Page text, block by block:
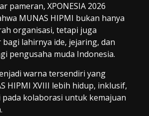
pameran, XPONESIA 2026
MUNAS HIPMI bukan hanya
organisasi, tetapi juga
lahirnya ide, jejaring, dan
pengusaha muda Indonesia.
warna tersendiri yang
HIPMI XVIII lebih hidup, inklusif,
kolaborasi untuk kemajuan